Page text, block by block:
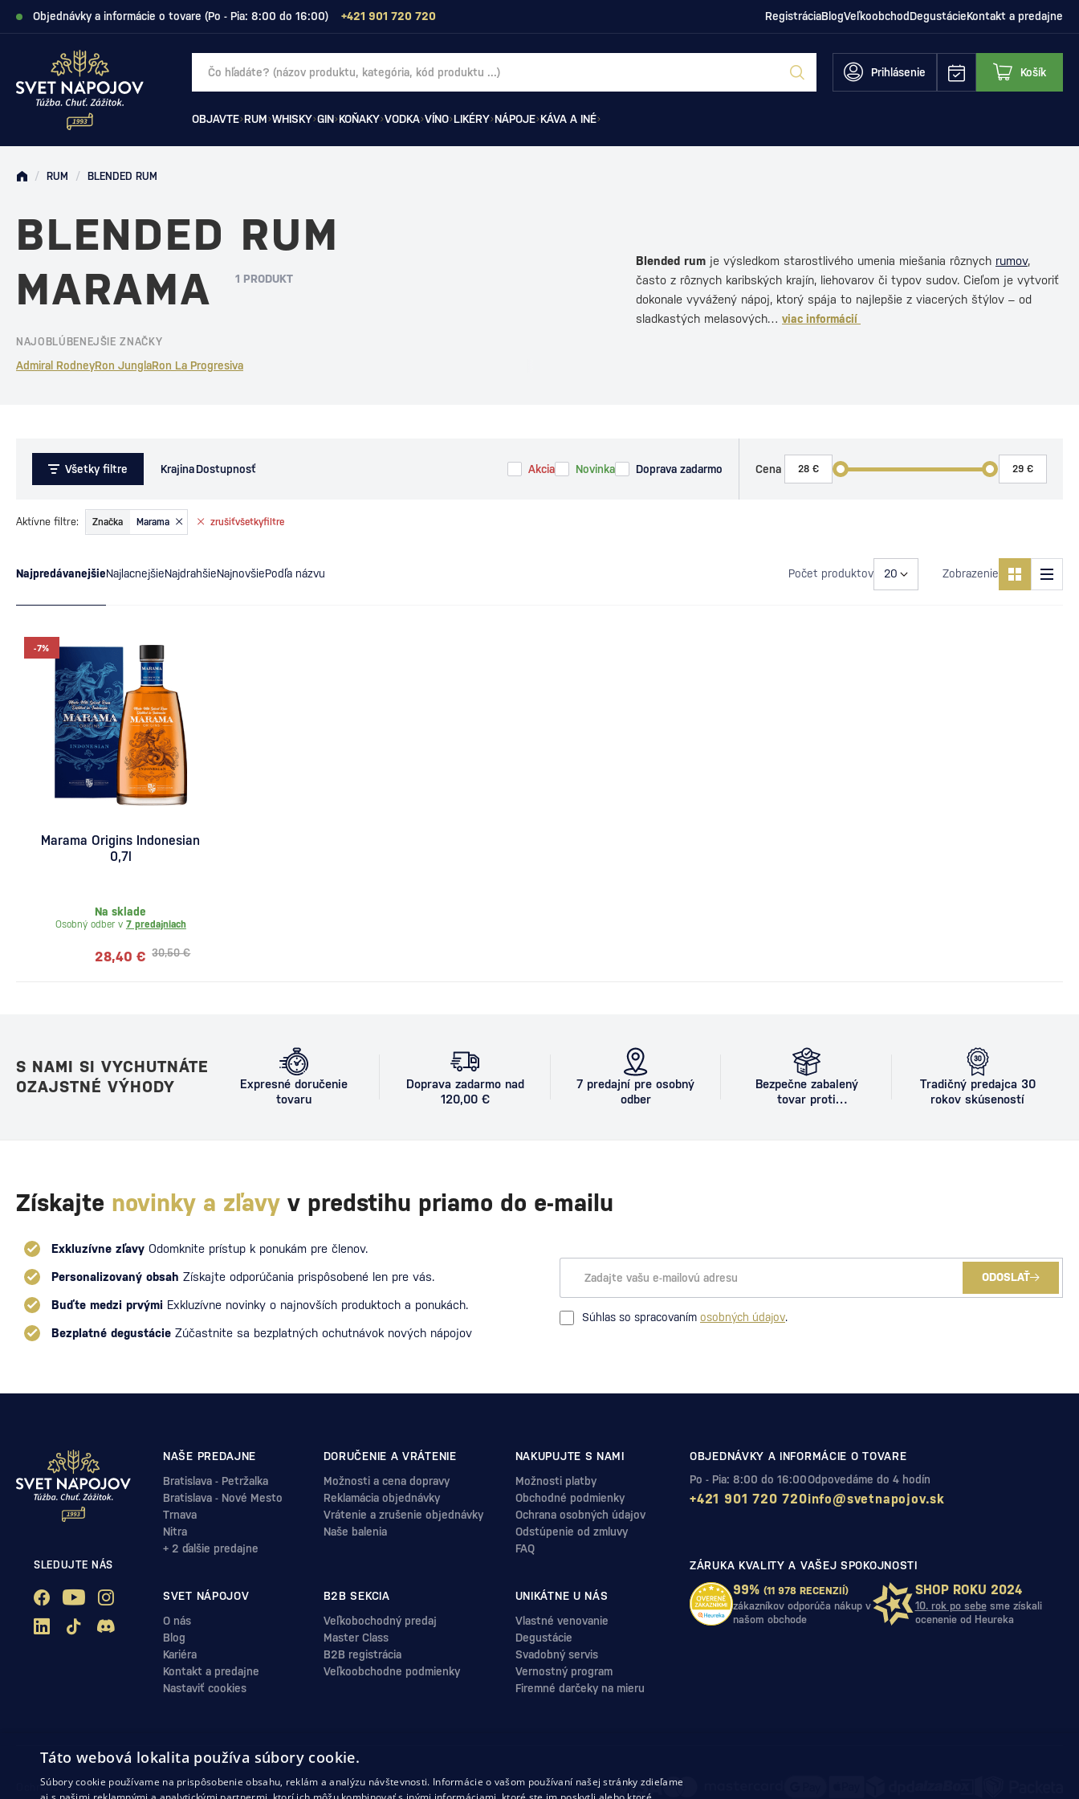
Objednávky a informácie o tovare (Po - Pia: 8:00 do 16:00) +421 901 720 720 RegistráciaBlogVeľkoobchodDegustácieKontakt a predajne
Prihlásenie Košík
OBJAVTE RUM WHISKY GIN KOŇAKY VODKA VÍNO LIKÉRY NÁPOJE KÁVA A INÉ
/ RUM / BLENDED RUM
BLENDED RUM
MARAMA
1 PRODUKT
NAJOBLÚBENEJŠIE ZNAČKY
Admiral RodneyRon JunglaRon La Progresiva
Blended rum je výsledkom starostlivého umenia miešania rôznych rumov,
často z rôznych karibských krajín, liehovarov či typov sudov. Cieľom je vytvoriť
dokonale vyvážený nápoj, ktorý spája to najlepšie z viacerých štýlov – od
sladkastých melasových… viac informácií
Všetky filtre KrajinaDostupnosť Akcia Novinka Doprava zadarmo Cena
NajpredávanejšieNajlacnejšieNajdrahšieNajnovšiePodľa názvu Počet produktov Zobrazenie
zrušiťvšetkyfiltre
Aktívne filtre: Značka Marama
-7%
Marama Origins Indonesian
0,7l
Na sklade
Osobný odber v 7 predajniach
30,50 €
28,40 €
S NAMI SI VYCHUTNÁTE
OZAJSTNÉ VÝHODY
Expresné doručenie
tovaru
Doprava zadarmo nad
120,00 €
7 predajní pre osobný
odber
Bezpečne zabalený
tovar proti
Tradičný predajca 30
rokov skúseností
Získajte novinky a zľavy v predstihu priamo do e-mailu
Exkluzívne zľavy Odomknite prístup k ponukám pre členov.
Personalizovaný obsah Získajte odporúčania prispôsobené len pre vás.
Buďte medzi prvými Exkluzívne novinky o najnovších produktoch a ponukách.
Bezplatné degustácie Zúčastnite sa bezplatných ochutnávok nových nápojov
ODOSLAŤ
Súhlas so spracovaním osobných údajov.
SLEDUJTE NÁS
NAŠE PREDAJNE
Bratislava - Petržalka
Bratislava - Nové Mesto
Trnava
Nitra
+ 2 ďalšie predajne
DORUČENIE A VRÁTENIE
Možnosti a cena dopravy
Reklamácia objednávky
Vrátenie a zrušenie objednávky
Naše balenia
NAKUPUJTE S NAMI
Možnosti platby
Obchodné podmienky
Ochrana osobných údajov
Odstúpenie od zmluvy
FAQ
SVET NÁPOJOV
O nás
Blog
Kariéra
Kontakt a predajne
Nastaviť cookies
B2B SEKCIA
Veľkobochodný predaj
Master Class
B2B registrácia
Veľkoobchodne podmienky
UNIKÁTNE U NÁS
Vlastné venovanie
Degustácie
Svadobný servis
Vernostný program
Firemné darčeky na mieru
OBJEDNÁVKY A INFORMÁCIE O TOVARE
Po - Pia: 8:00 do 16:00
+421 901 720 720
Odpovedáme do 4 hodín
info@svetnapojov.sk
ZÁRUKA KVALITY A VAŠEJ SPOKOJNOSTI
99% (11 978 RECENZIÍ)
zákazníkov odporúča nákup v
našom obchode
SHOP ROKU 2024
10. rok po sebesme získali
ocenenie od Heureka
Ochrana osobných údajovObchodné podmienkyOdstúpenie od zmluvy
Táto webová lokalita používa súbory cookie.
Súbory cookie používame na prispôsobenie obsahu, reklám a analýzu návštevnosti. Informácie o vašom používaní našej stránky zdieľame